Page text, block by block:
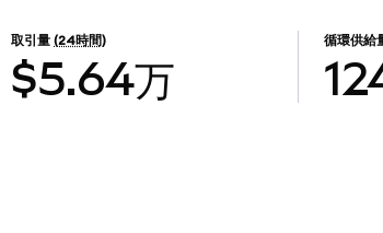
取引量 (24時間)
$5.64万
循環供給